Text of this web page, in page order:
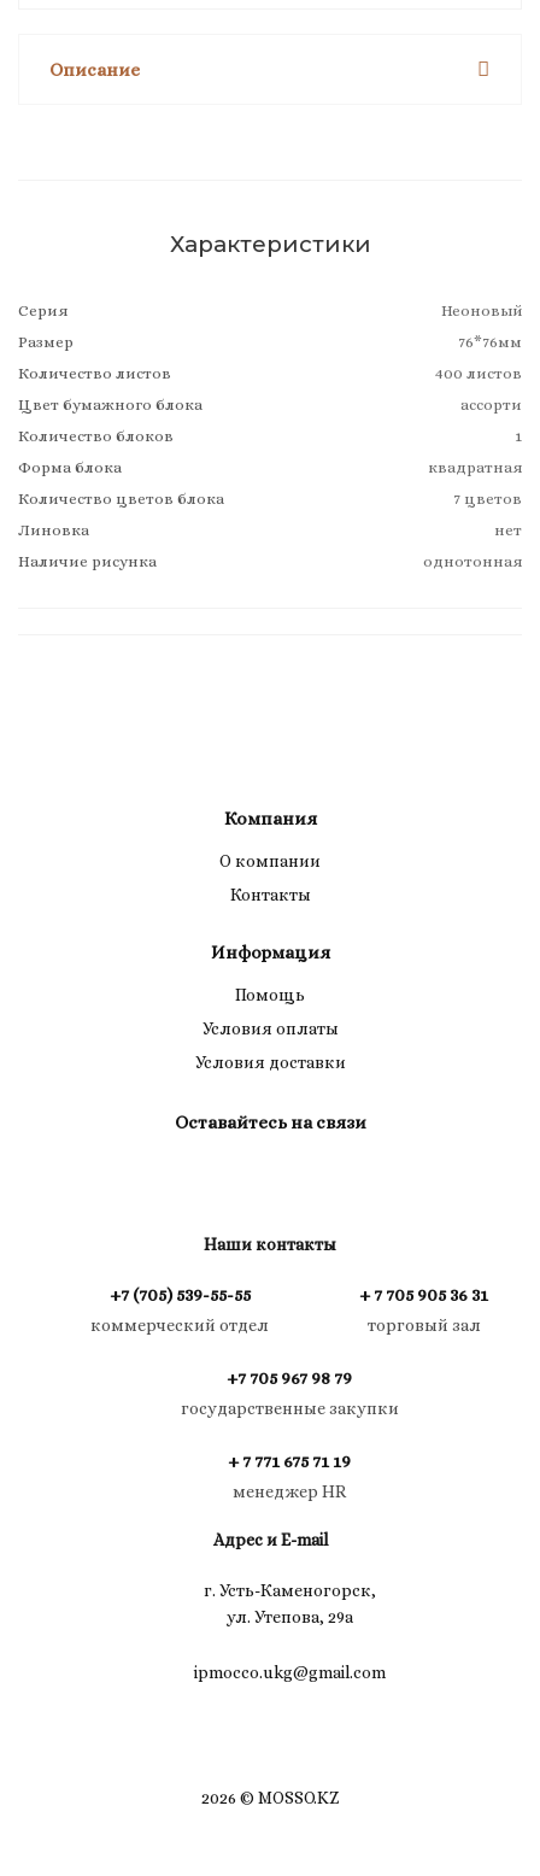
Описание
Характеристики
Серия
Неоновый
Размер
76*76мм
Количество листов
400 листов
Цвет бумажного блока
ассорти
Количество блоков
1
Форма блока
квадратная
Количество цветов блока
7 цветов
Линовка
нет
Наличие рисунка
однотонная
Компания
О компании
Контакты
Информация
Помощь
Условия оплаты
Условия доставки
Оставайтесь на связи
Наши контакты
+7 (705) 539-55-55
коммерческий отдел
+ 7 705 905 36 31
торговый зал
+7 705 967 98 79
государственные закупки
+ 7 771 675 71 19
менеджер HR
Адрес и E-mail
г. Усть-Каменогорск,
ул. Утепова, 29а
ipmocco.ukg@gmail.com
2026 © MOSSO.KZ